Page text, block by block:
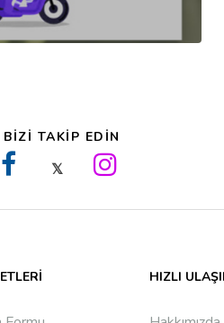
BİZİ TAKİP EDİN
𝕏
HIZLI